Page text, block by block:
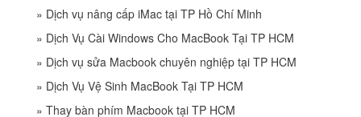
» Dịch vụ nâng cấp iMac tại TP Hồ Chí Minh
» Dịch Vụ Cài Windows Cho MacBook Tại TP HCM
» Dịch vụ sửa Macbook chuyên nghiệp tại TP HCM
» Dịch Vụ Vệ Sinh MacBook Tại TP HCM
» Thay bàn phím Macbook tại TP HCM